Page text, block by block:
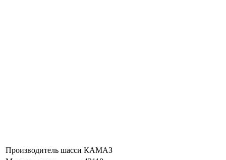
Производитель шасси КАМАЗ